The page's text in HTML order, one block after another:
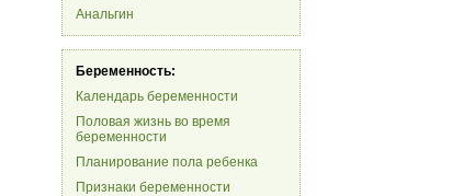
Анальгин
Беременность:
Календарь беременности
Половая жизнь во время
беременности
Планирование пола ребенка
Признаки беременности